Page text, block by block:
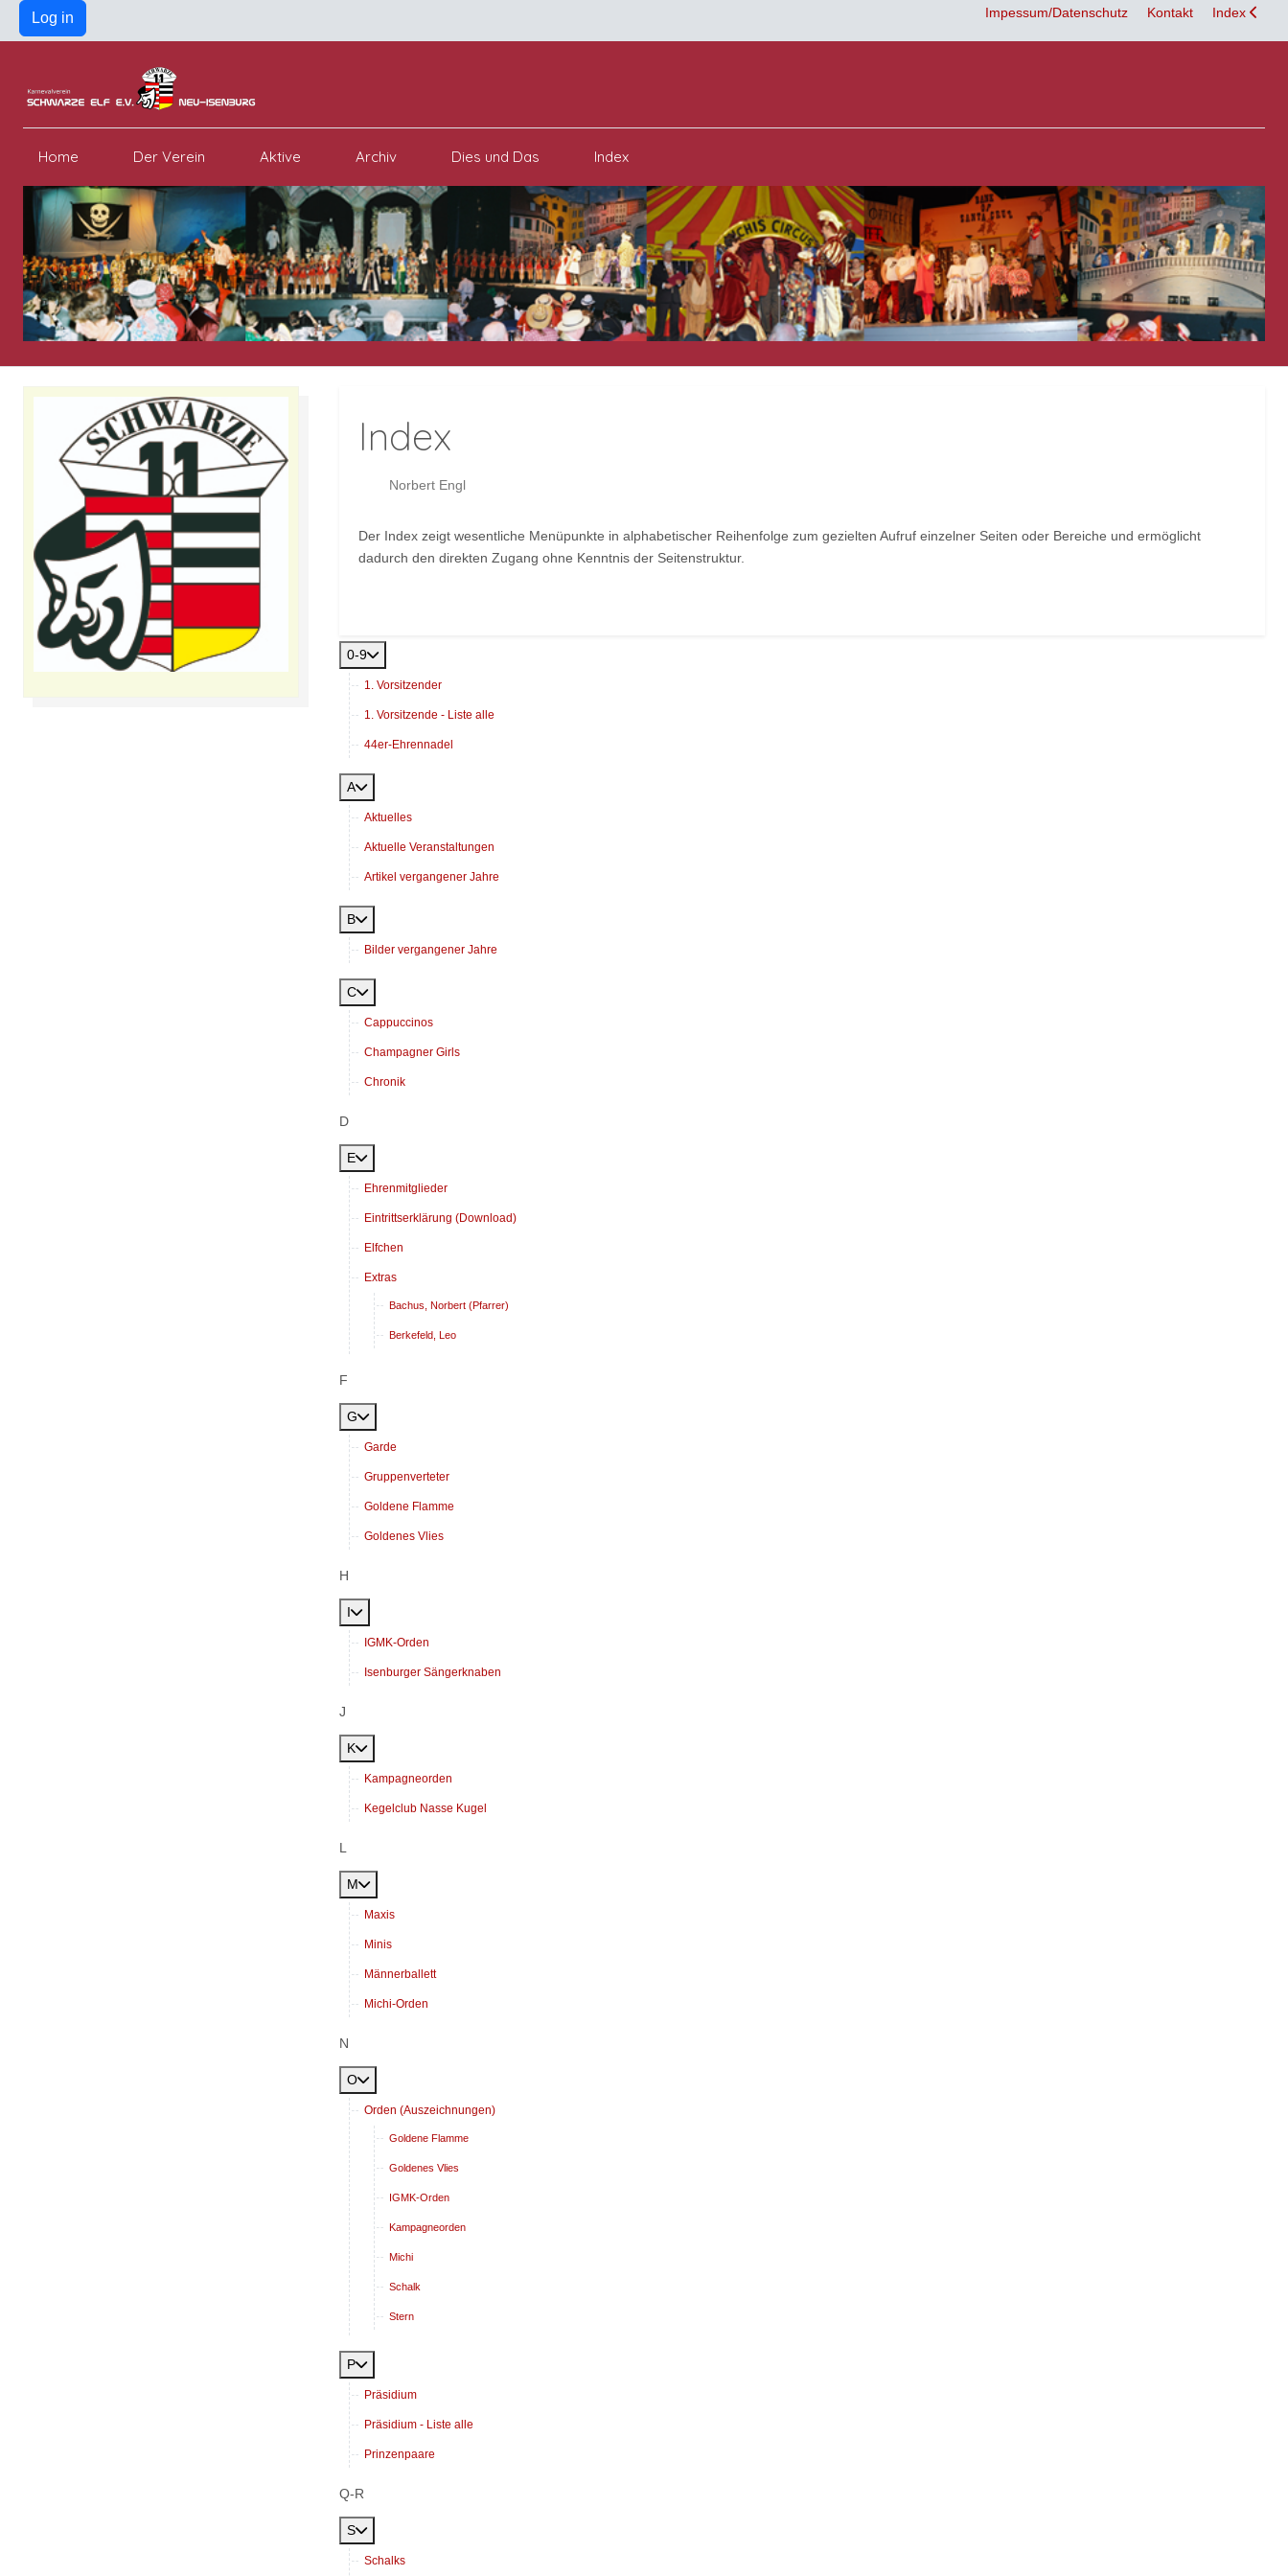
Log in Impessum/Datenschutz Kontakt Index
Home Der Verein Aktive Archiv Dies und Das Index
Index
Norbert Engl
Der Index zeigt wesentliche Menüpunkte in alphabetischer Reihenfolge zum gezielten Aufruf einzelner Seiten oder Bereiche und ermöglicht
dadurch den direkten Zugang ohne Kenntnis der Seitenstruktur.
0-9
1. Vorsitzender
1. Vorsitzende - Liste alle
44er-Ehrennadel
A
Aktuelles
Aktuelle Veranstaltungen
Artikel vergangener Jahre
B
Bilder vergangener Jahre
C
Cappuccinos
Champagner Girls
Chronik
D
E
Ehrenmitglieder
Eintrittserklärung (Download)
Elfchen
Extras
Bachus, Norbert (Pfarrer)
Berkefeld, Leo
F
G
Garde
Gruppenverteter
Goldene Flamme
Goldenes Vlies
H
I
IGMK-Orden
Isenburger Sängerknaben
J
K
Kampagneorden
Kegelclub Nasse Kugel
L
M
Maxis
Minis
Männerballett
Michi-Orden
N
O
Orden (Auszeichnungen)
Goldene Flamme
Goldenes Vlies
IGMK-Orden
Kampagneorden
Michi
Schalk
Stern
P
Präsidium
Präsidium - Liste alle
Prinzenpaare
Q-R
S
Schalks